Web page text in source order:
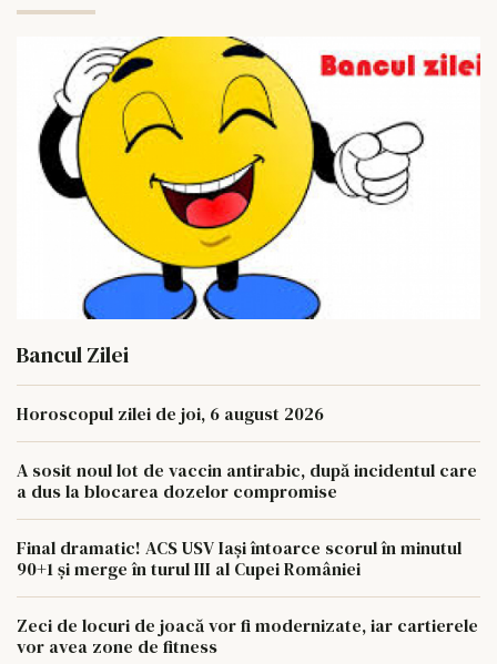
Bancul Zilei
Horoscopul zilei de joi, 6 august 2026
A sosit noul lot de vaccin antirabic, după incidentul care
a dus la blocarea dozelor compromise
Final dramatic! ACS USV Iași întoarce scorul în minutul
90+1 și merge în turul III al Cupei României
Zeci de locuri de joacă vor fi modernizate, iar cartierele
vor avea zone de fitness